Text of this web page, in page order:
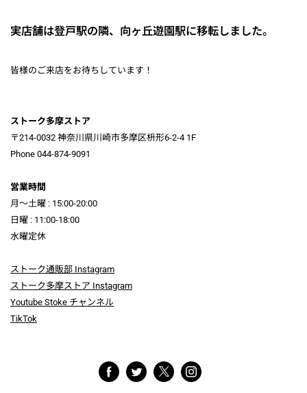
実店舗は登戸駅の隣、向ヶ丘遊園駅に移転しました。
皆様のご来店をお待ちしています！
ストーク多摩ストア
〒214-0032 神奈川県川崎市多摩区枡形6-2-4 1F
Phone 044-874-9091
営業時間
月～土曜 : 15:00-20:00
日曜 : 11:00-18:00
水曜定休
ストーク通販部 Instagram
ストーク多摩ストア Instagram
Youtube Stoke チャンネル
TikTok